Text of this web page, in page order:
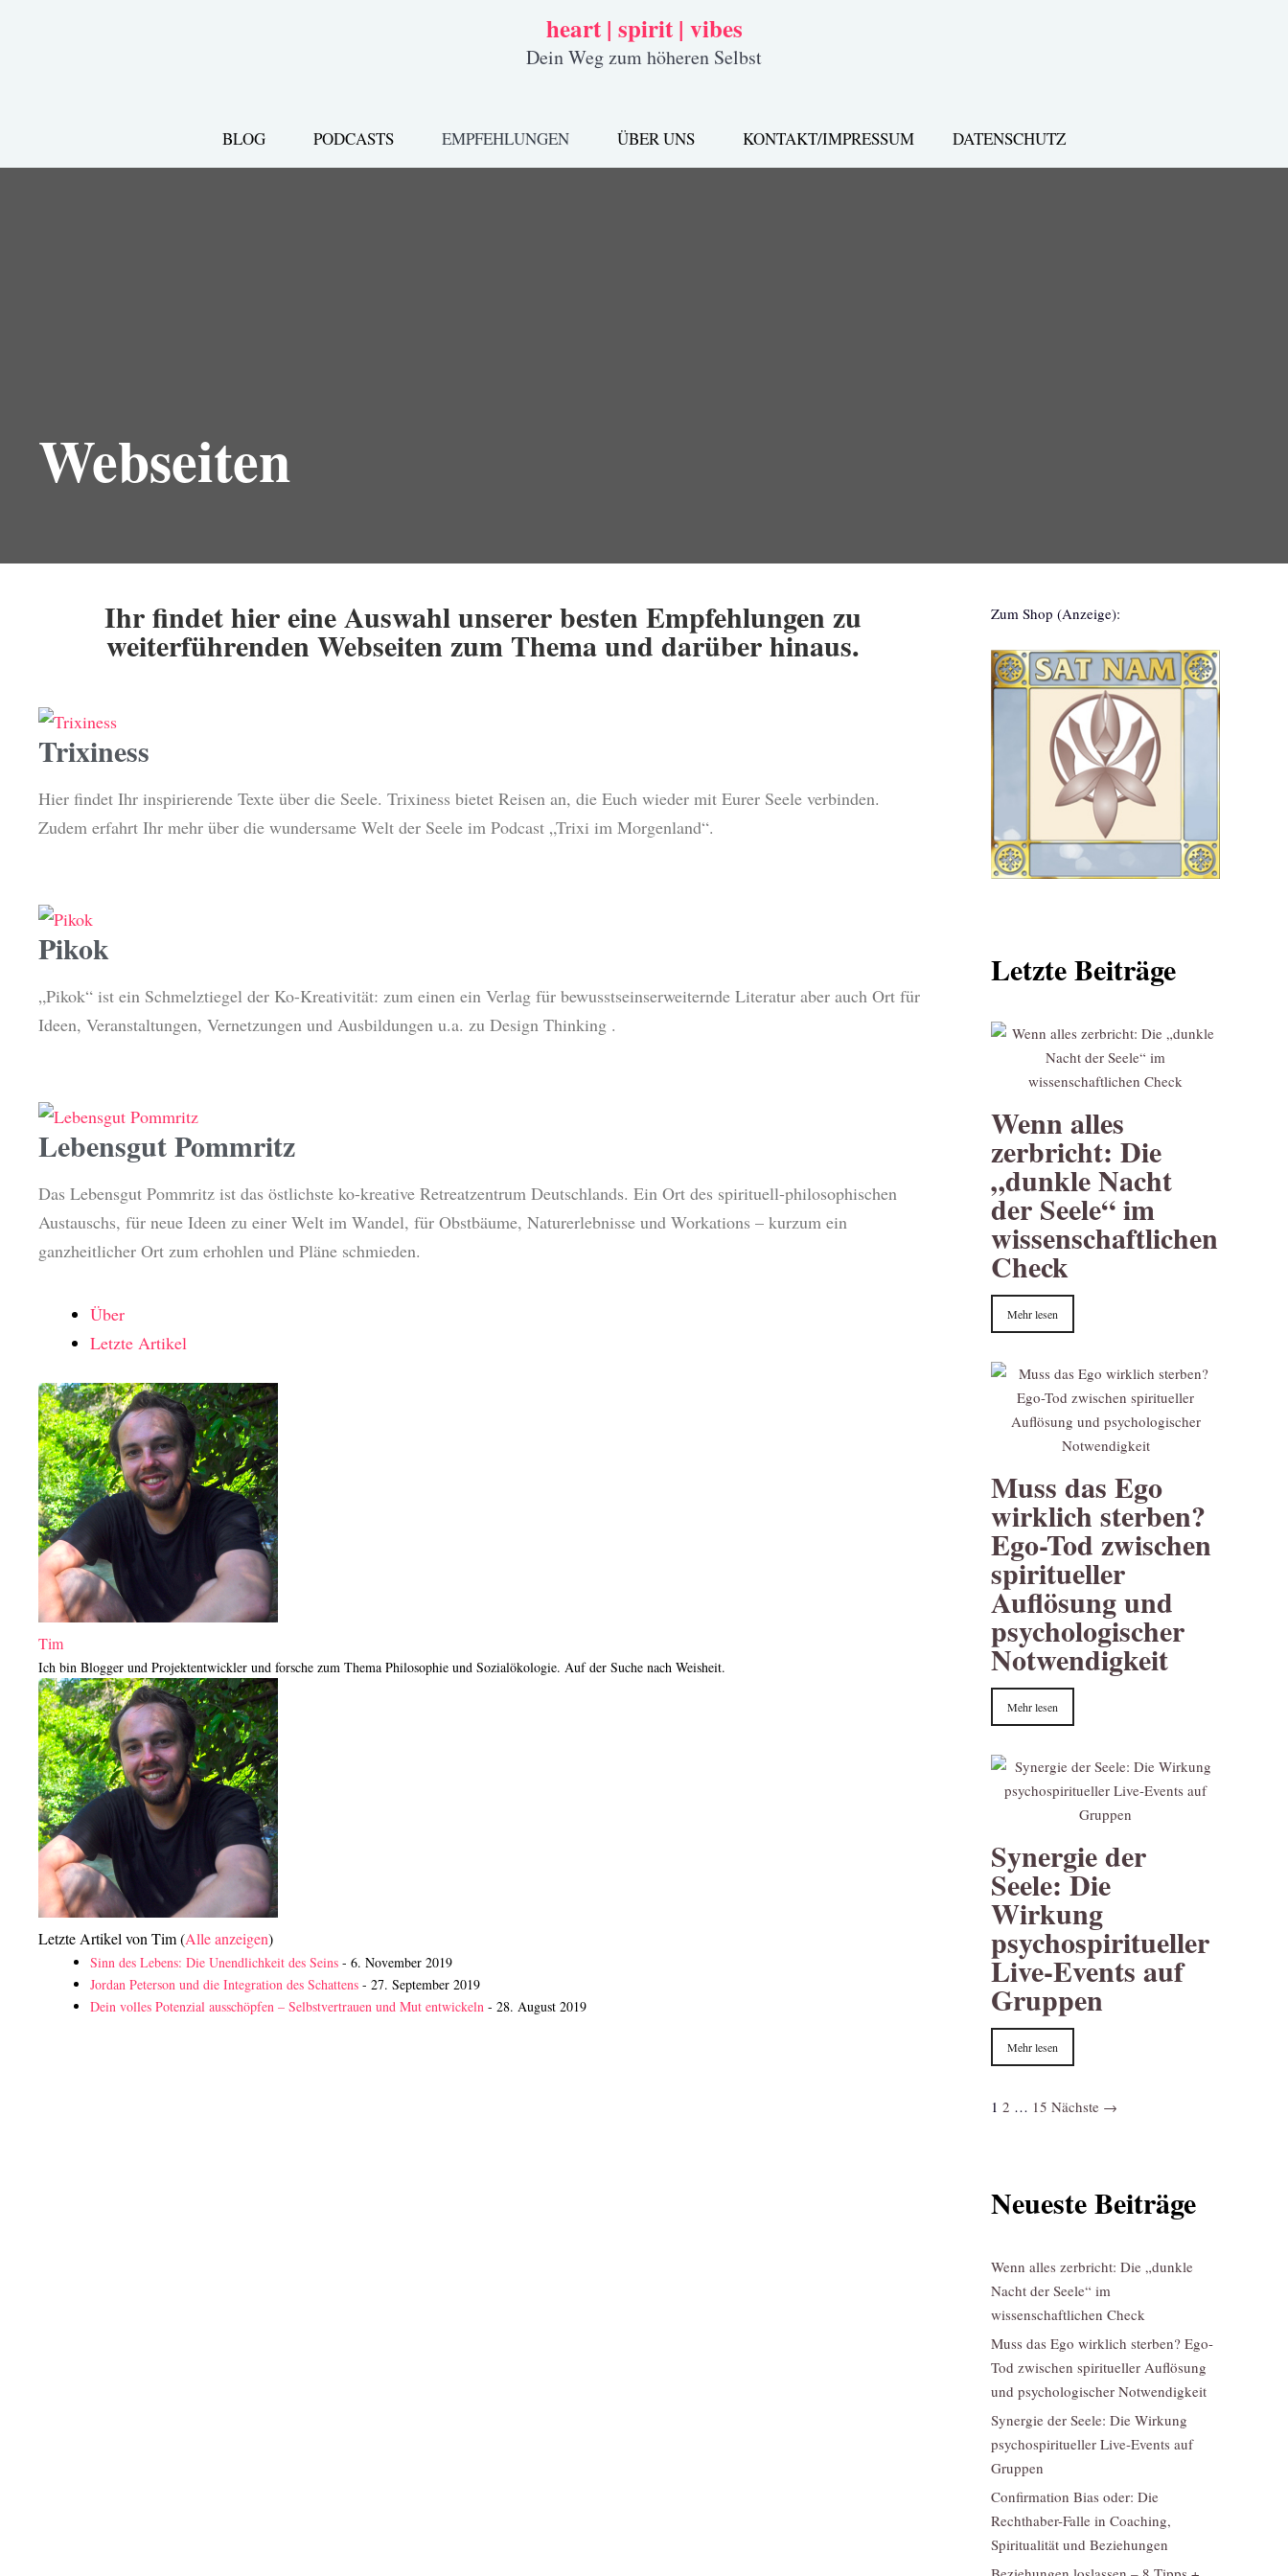
heart | spirit | vibes
Dein Weg zum höheren Selbst
BLOG PODCASTS EMPFEHLUNGEN ÜBER UNS KONTAKT/IMPRESSUM DATENSCHUTZ
Webseiten
Ihr findet hier eine Auswahl unserer besten Empfehlungen zu
weiterführenden Webseiten zum Thema und darüber hinaus.
Trixiness
Hier findet Ihr inspirierende Texte über die Seele. Trixiness bietet Reisen an, die Euch wieder mit Eurer Seele verbinden.
Zudem erfahrt Ihr mehr über die wundersame Welt der Seele im Podcast „Trixi im Morgenland“.
Pikok
„Pikok“ ist ein Schmelztiegel der Ko-Kreativität: zum einen ein Verlag für bewusstseinserweiternde Literatur aber auch Ort für
Ideen, Veranstaltungen, Vernetzungen und Ausbildungen u.a. zu Design Thinking .
Lebensgut Pommritz
Das Lebensgut Pommritz ist das östlichste ko-kreative Retreatzentrum Deutschlands. Ein Ort des spirituell-philosophischen
Austauschs, für neue Ideen zu einer Welt im Wandel, für Obstbäume, Naturerlebnisse und Workations – kurzum ein
ganzheitlicher Ort zum erhohlen und Pläne schmieden.
Über
Letzte Artikel
Tim
Ich bin Blogger und Projektentwickler und forsche zum Thema Philosophie und Sozialökologie. Auf der Suche nach Weisheit.
Letzte Artikel von Tim(Alle anzeigen)
Sinn des Lebens: Die Unendlichkeit des Seins - 6. November 2019
Jordan Peterson und die Integration des Schattens - 27. September 2019
Dein volles Potenzial ausschöpfen – Selbstvertrauen und Mut entwickeln - 28. August 2019
Zum Shop (Anzeige):
Letzte Beiträge
Wenn alles
zerbricht: Die
„dunkle Nacht
der Seele“ im
wissenschaftlichen
Check
Mehr lesen
Muss das Ego
wirklich sterben?
Ego-Tod zwischen
spiritueller
Auflösung und
psychologischer
Notwendigkeit
Mehr lesen
Synergie der
Seele: Die
Wirkung
psychospiritueller
Live-Events auf
Gruppen
Mehr lesen
1 2 … 15 Nächste →
Neueste Beiträge
Wenn alles zerbricht: Die „dunkle
Nacht der Seele“ im
wissenschaftlichen Check
Muss das Ego wirklich sterben? Ego-
Tod zwischen spiritueller Auflösung
und psychologischer Notwendigkeit
Synergie der Seele: Die Wirkung
psychospiritueller Live-Events auf
Gruppen
Confirmation Bias oder: Die
Rechthaber-Falle in Coaching,
Spiritualität und Beziehungen